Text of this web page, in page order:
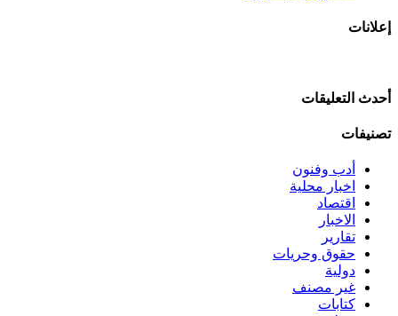
إعلانات
أحدث التعليقات
تصنيفات
أدب وفنون
اخبار محلية
اقتصاد
الاخبار
تقارير
حقوق وحريات
دولية
غير مصنف
كتابات